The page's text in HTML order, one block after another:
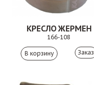
КРЕСЛО ЖЕРМЕН
166-108
Заказ